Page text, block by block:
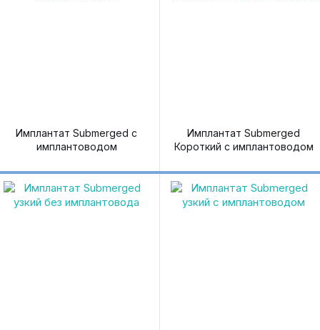
Имплантат Submerged с
имплантоводом
Имплантат Submerged
Короткий с имплантоводом